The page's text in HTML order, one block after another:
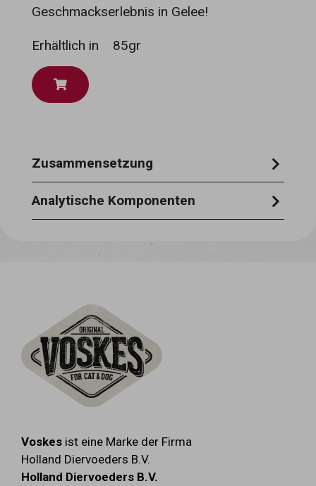
Geschmackserlebnis in Gelee!
Erhältlich in 85gr
Zusammensetzung
Thunfisch 51 %, zackenbarsch 6 %, reis
1,5 %, pflanzliche gelatine 0,75 %.
Analytische Komponenten
rohfett 1,0 % - rohfaser 0,5 % -
Voskes ist eine Marke der Firma
Holland Diervoeders B.V.
Holland Diervoeders B.V.